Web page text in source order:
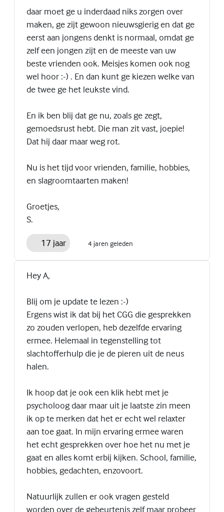
daar moet ge u inderdaad niks zorgen over
maken, ge zijt gewoon nieuwsgierig en dat ge
eerst aan jongens denkt is normaal, omdat ge
zelf een jongen zijt en de meeste van uw
beste vrienden ook. Meisjes komen ook nog
wel hoor :-) . En dan kunt ge kiezen welke van
de twee ge het leukste vind.
En ik ben blij dat ge nu, zoals ge zegt,
gemoedsrust hebt. Die man zit vast, joepie!
Dat hij daar maar weg rot.
Nu is het tijd voor vrienden, familie, hobbies,
en slagroomtaarten maken!
Groetjes,
S.
17 jaar 4 jaren geleden
Hey A,
Blij om je update te lezen :-)
Ergens wist ik dat bij het CGG die gesprekken
zo zouden verlopen, heb dezelfde ervaring
ermee. Helemaal in tegenstelling tot
slachtofferhulp die je de pieren uit de neus
halen.
Ik hoop dat je ook een klik hebt met je
psycholoog daar maar uit je laatste zin meen
ik op te merken dat het er echt wel relaxter
aan toe gaat. In mijn ervaring ermee waren
het echt gesprekken over hoe het nu met je
gaat en alles komt erbij kijken. School, familie,
hobbies, gedachten, enzovoort.
Natuurlijk zullen er ook vragen gesteld
worden over de gebeurtenis zelf maar probeer